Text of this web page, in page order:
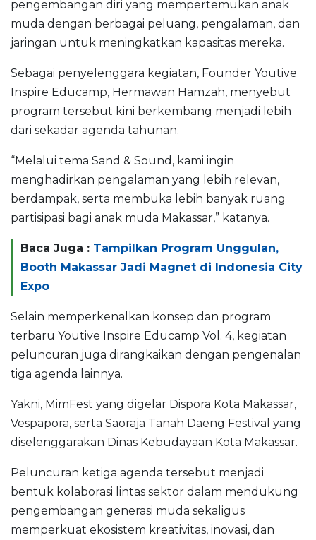
pengembangan diri yang mempertemukan anak
muda dengan berbagai peluang, pengalaman, dan
jaringan untuk meningkatkan kapasitas mereka.
Sebagai penyelenggara kegiatan, Founder Youtive
Inspire Educamp, Hermawan Hamzah, menyebut
program tersebut kini berkembang menjadi lebih
dari sekadar agenda tahunan.
“Melalui tema Sand & Sound, kami ingin
menghadirkan pengalaman yang lebih relevan,
berdampak, serta membuka lebih banyak ruang
partisipasi bagi anak muda Makassar,” katanya.
Baca Juga : Tampilkan Program Unggulan,
Booth Makassar Jadi Magnet di Indonesia City
Expo
Selain memperkenalkan konsep dan program
terbaru Youtive Inspire Educamp Vol. 4, kegiatan
peluncuran juga dirangkaikan dengan pengenalan
tiga agenda lainnya.
Yakni, MimFest yang digelar Dispora Kota Makassar,
Vespapora, serta Saoraja Tanah Daeng Festival yang
diselenggarakan Dinas Kebudayaan Kota Makassar.
Peluncuran ketiga agenda tersebut menjadi
bentuk kolaborasi lintas sektor dalam mendukung
pengembangan generasi muda sekaligus
memperkuat ekosistem kreativitas, inovasi, dan